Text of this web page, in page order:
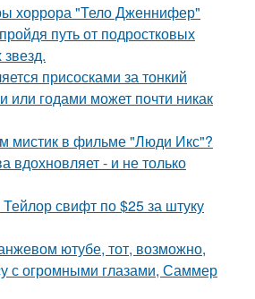
хоррора "Тело Дженнифер"
путь от подростковых
присосками за тонкий
или годами может почти никак
мистик в фильме "Люди Икс"?
вдохновляет - и не только
свифт по $25 за штуку
ютубе, тот, возможно,
с огромными глазами, Саммер